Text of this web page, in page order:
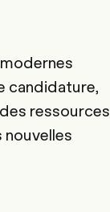
candidature,
ressources
nouvelles